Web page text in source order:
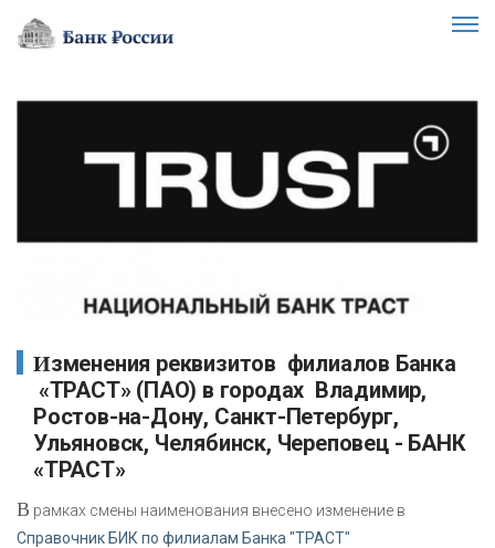
Изменения реквизитов филиалов Банка
«ТРАСТ» (ПАО) в городах Владимир,
Ростов-на-Дону, Санкт-Петербург,
Ульяновск, Челябинск, Череповец - БАНК
«ТРАСТ»
В рамках смены наименования внесено изменение в
Справочник БИК по филиалам Банка "ТРАСТ"